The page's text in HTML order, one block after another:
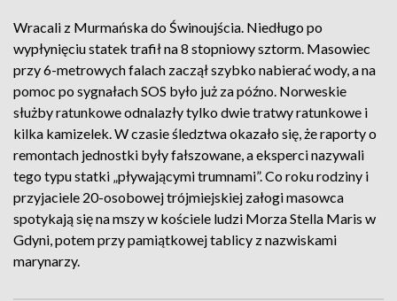
Wracali z Murmańska do Świnoujścia. Niedługo po
wypłynięciu statek trafił na 8 stopniowy sztorm. Masowiec
przy 6-metrowych falach zaczął szybko nabierać wody, a na
pomoc po sygnałach SOS było już za późno. Norweskie
służby ratunkowe odnalazły tylko dwie tratwy ratunkowe i
kilka kamizelek. W czasie śledztwa okazało się, że raporty o
remontach jednostki były fałszowane, a eksperci nazywali
tego typu statki „pływającymi trumnami”. Co roku rodziny i
przyjaciele 20-osobowej trójmiejskiej załogi masowca
spotykają się na mszy w kościele ludzi Morza Stella Maris w
Gdyni, potem przy pamiątkowej tablicy z nazwiskami
marynarzy.